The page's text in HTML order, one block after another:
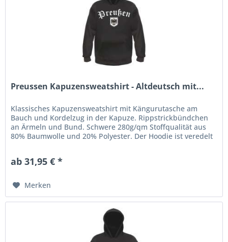
Preussen Kapuzensweatshirt - Altdeutsch mit...
Klassisches Kapuzensweatshirt mit Kängurutasche am
Bauch und Kordelzug in der Kapuze. Rippstrickbündchen
an Ärmeln und Bund. Schwere 280g/qm Stoffqualität aus
80% Baumwolle und 20% Polyester. Der Hoodie ist veredelt
ab 31,95 € *
Merken